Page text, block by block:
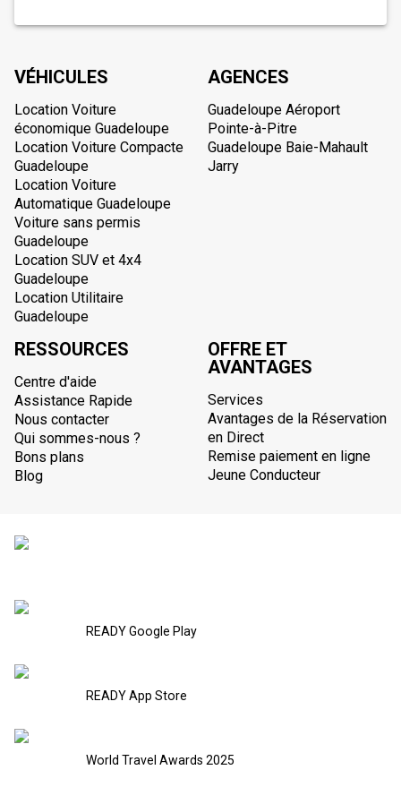
VÉHICULES
Location Voiture
économique Guadeloupe
Location Voiture Compacte
Guadeloupe
Location Voiture
Automatique Guadeloupe
Voiture sans permis
Guadeloupe
Location SUV et 4x4
Guadeloupe
Location Utilitaire
Guadeloupe
AGENCES
Guadeloupe Aéroport
Pointe-à-Pitre
Guadeloupe Baie-Mahault
Jarry
RESSOURCES
Centre d'aide
Assistance Rapide
Nous contacter
Qui sommes-nous ?
Bons plans
Blog
OFFRE ET
AVANTAGES
Services
Avantages de la Réservation
en Direct
Remise paiement en ligne
Jeune Conducteur
READY Google Play
READY App Store
World Travel Awards 2025